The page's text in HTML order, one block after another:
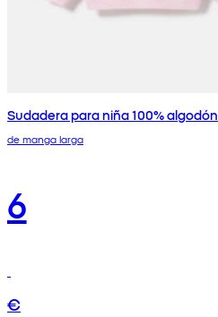
Sudadera para niña 100% algodón
de manga larga
6
€